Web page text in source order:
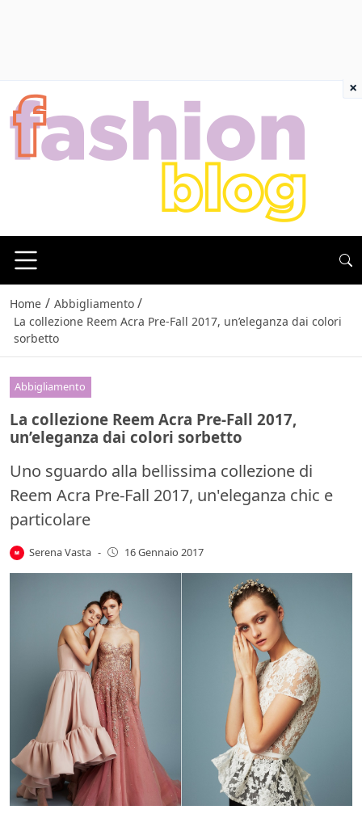
Home / Abbigliamento /
La collezione Reem Acra Pre-Fall 2017, un’eleganza dai colori
sorbetto
Abbigliamento
La collezione Reem Acra Pre-Fall 2017,
un’eleganza dai colori sorbetto
Uno sguardo alla bellissima collezione di
Reem Acra Pre-Fall 2017, un'eleganza chic e
particolare
Serena Vasta - 16 Gennaio 2017
×